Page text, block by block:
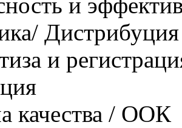
и
и
качества / ООК